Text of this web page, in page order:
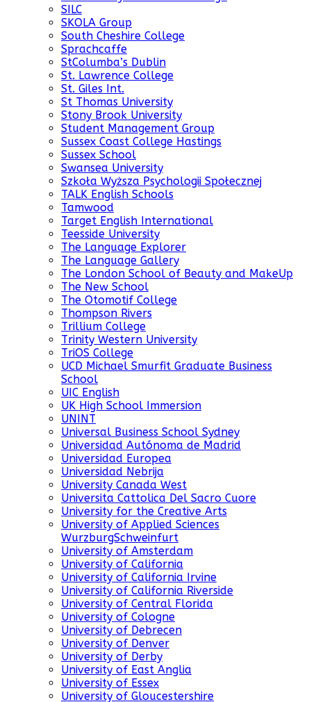
SILC
SKOLA Group
South Cheshire College
Sprachcaffe
StColumba’s Dublin
St. Lawrence College
St. Giles Int.
St Thomas University
Stony Brook University
Student Management Group
Sussex Coast College Hastings
Sussex School
Swansea University
Szkoła Wyższa Psychologii Społecznej
TALK English Schools
Tamwood
Target English International
Teesside University
The Language Explorer
The Language Gallery
The London School of Beauty and MakeUp
The New School
The Otomotif College
Thompson Rivers
Trillium College
Trinity Western University
TriOS College
UCD Michael Smurfit Graduate Business
School
UIC English
UK High School Immersion
UNINT
Universal Business School Sydney
Universidad Autónoma de Madrid
Universidad Europea
Universidad Nebrija
University Canada West
Universita Cattolica Del Sacro Cuore
University for the Creative Arts
University of Applied Sciences
WurzburgSchweinfurt
University of Amsterdam
University of California
University of California Irvine
University of California Riverside
University of Central Florida
University of Cologne
University of Debrecen
University of Denver
University of Derby
University of East Anglia
University of Essex
University of Gloucestershire